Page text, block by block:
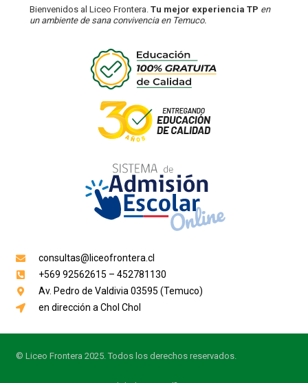
Bienvenidos al Liceo Frontera. Tu mejor experiencia TP en
un ambiente de sana convivencia en Temuco.
consultas@liceofrontera.cl
+569 92562615 – 452781130
Av. Pedro de Valdivia 03595 (Temuco)
en dirección a Chol Chol
© Liceo Frontera 2025. Todos los derechos reservados.